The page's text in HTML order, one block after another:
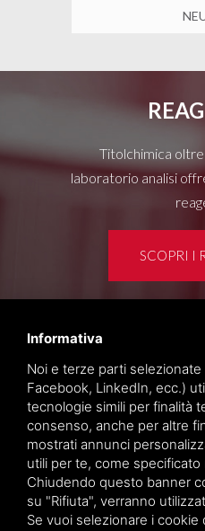
Titolchimica
laboratorio analisi
SCOPRI I
Area clienti
Privacy policy
Sitemap
TITOLCHIMICA SPA -
(MACROAREA) 45030
TEL +39 0425
Informativa
Noi e terze parti
Facebook, LinkedIn, ecc.)
tecnologie simili per finalità
consenso, anche per altre
mostrati annunci
utili per te, come specificato
Chiudendo questo banner
su "Rifiuta", verranno
Se vuoi selezionare i cookie